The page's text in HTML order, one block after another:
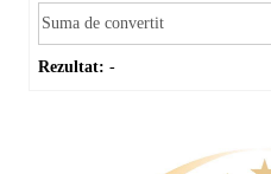
Rezultat: -